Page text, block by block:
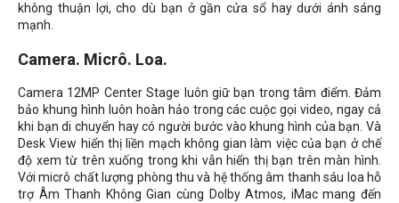
không thuận lợi, cho dù bạn ở gần cửa sổ hay dưới ánh sáng
mạnh.
Camera. Micrô. Loa.
Camera 12MP Center Stage luôn giữ bạn trong tâm điểm. Đảm
bảo khung hình luôn hoàn hảo trong các cuộc gọi video, ngay cả
khi bạn di chuyển hay có người bước vào khung hình của bạn. Và
Desk View hiển thị liền mạch không gian làm việc của bạn ở chế
độ xem từ trên xuống trong khi vẫn hiển thị bạn trên màn hình.
Với micrô chất lượng phòng thu và hệ thống âm thanh sáu loa hỗ
trợ Âm Thanh Không Gian cùng Dolby Atmos, iMac mang đến